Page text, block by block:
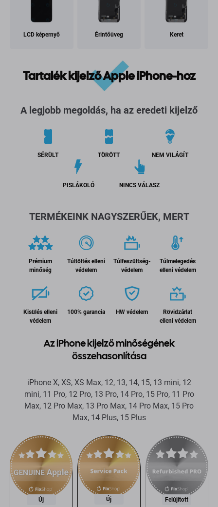
LCD képernyő Érintőüveg Keret
Tartalék kijelző Apple iPhone-hoz
A legjobb megoldás, ha az eredeti kijelző
SÉRÜLT TÖRÖTT NEM VILÁGÍT
PISLÁKOLÓ NINCS VÁLASZ
TERMÉKEINK NAGYSZERŰEK, MERT
Prémium
minőség
Túltöltés elleni
védelem
Túlfeszültség-
védelem
Túlmelegedés
elleni védelem
Kisülés elleni
védelem
100% garancia HW védelem
Rövidzárlat
elleni védelem
Az iPhone kijelző minőségének
összehasonlítása
iPhone X, XS, XS Max, 12, 13, 14, 15, 13 mini, 12
mini, 11 Pro, 12 Pro, 13 Pro, 14 Pro, 15 Pro, 11 Pro
Max, 12 Pro Max, 13 Pro Max, 14 Pro Max, 15 Pro
Max, 14 Plus, 15 Plus
Új Új Felújított